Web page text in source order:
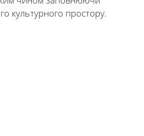
культурного простору.